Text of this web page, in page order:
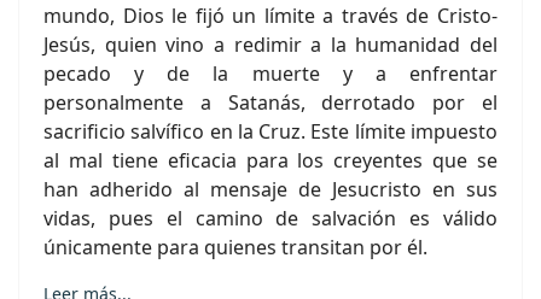
mundo, Dios le fijó un límite a través de Cristo-
Jesús, quien vino a redimir a la humanidad del
pecado y de la muerte y a enfrentar
personalmente a Satanás, derrotado por el
sacrificio salvífico en la Cruz. Este límite impuesto
al mal tiene eficacia para los creyentes que se
han adherido al mensaje de Jesucristo en sus
vidas, pues el camino de salvación es válido
únicamente para quienes transitan por él.
Leer más...